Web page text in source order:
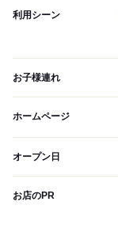
利用シーン
お子様連れ
ホームページ
オープン日
お店のPR